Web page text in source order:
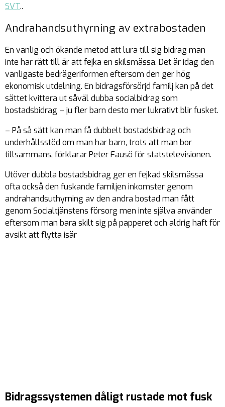
SVT..
Andrahandsuthyrning av extrabostaden
En vanlig och ökande metod att lura till sig bidrag man
inte har rätt till är att fejka en skilsmässa. Det är idag den
vanligaste bedrägeriformen eftersom den ger hög
ekonomisk utdelning. En bidragsförsörjd familj kan på det
sättet kvittera ut såväl dubba socialbidrag som
bostadsbidrag – ju fler barn desto mer lukrativt blir fusket.
– På så sätt kan man få dubbelt bostadsbidrag och
underhållsstöd om man har barn, trots att man bor
tillsammans, förklarar Peter Fausö för statstelevisionen.
Utöver dubbla bostadsbidrag ger en fejkad skilsmässa
ofta också den fuskande familjen inkomster genom
andrahandsuthyrning av den andra bostad man fått
genom Socialtjänstens försorg men inte själva använder
eftersom man bara skilt sig på papperet och aldrig haft för
avsikt att flytta isär
Bidragssystemen dåligt rustade mot fusk